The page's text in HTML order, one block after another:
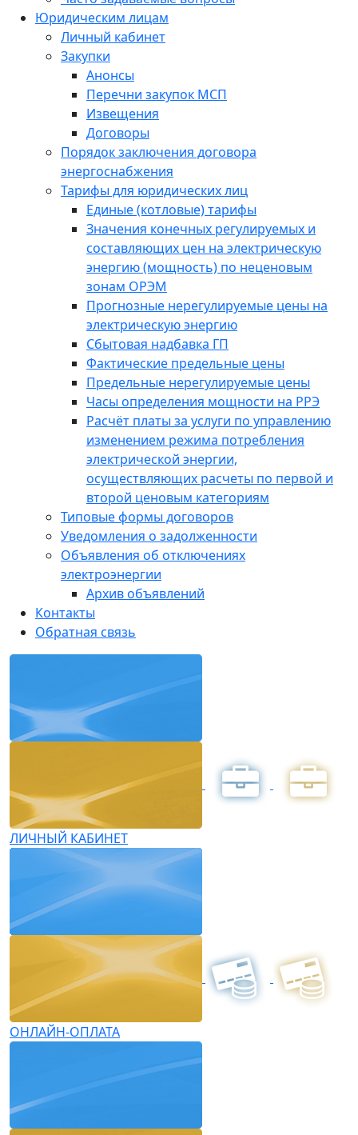
Юридическим лицам
Личный кабинет
Закупки
Анонсы
Перечни закупок МСП
Извещения
Договоры
Порядок заключения договора
энергоснабжения
Тарифы для юридических лиц
Единые (котловые) тарифы
Значения конечных регулируемых и
составляющих цен на электрическую
энергию (мощность) по неценовым
зонам ОРЭМ
Прогнозные нерегулируемые цены на
электрическую энергию
Сбытовая надбавка ГП
Фактические предельные цены
Предельные нерегулируемые цены
Часы определения мощности на РРЭ
Расчёт платы за услуги по управлению
изменением режима потребления
электрической энергии,
осуществляющих расчеты по первой и
второй ценовым категориям
Типовые формы договоров
Уведомления о задолженности
Объявления об отключениях
электроэнергии
Архив объявлений
Контакты
Обратная связь
ЛИЧНЫЙ КАБИНЕТ
ОНЛАЙН-ОПЛАТА